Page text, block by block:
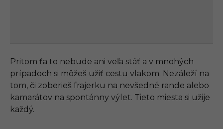
Pritom ťa to nebude ani veľa stáť a v mnohých
prípadoch si môžeš užiť cestu vlakom. Nezáleží na
tom, či zoberieš frajerku na nevšedné rande alebo
kamarátov na spontánny výlet. Tieto miesta si užije
každý.